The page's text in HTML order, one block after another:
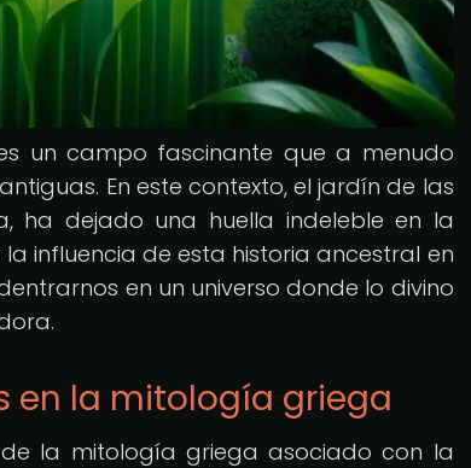
un campo fascinante que a menudo
En este contexto, el jardín de las
ha dejado una huella indeleble en la
influencia de esta historia ancestral en
en un universo donde lo divino
en la mitología griega
la mitología griega asociado con la